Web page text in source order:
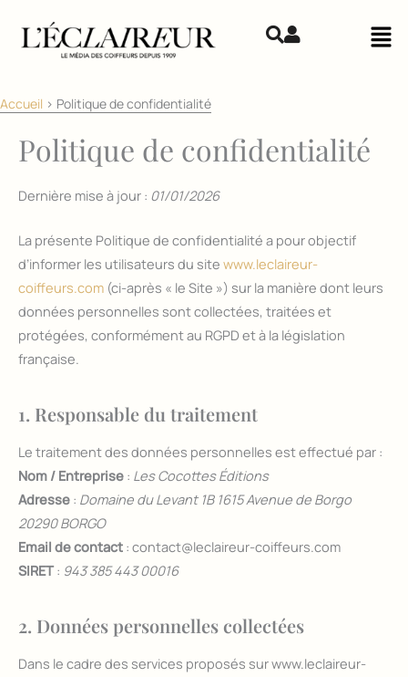
Accueil > Politique de confidentialité
Politique de confidentialité
Dernière mise à jour : 01/01/2026
La présente Politique de confidentialité a pour objectif
d’informer les utilisateurs du site www.leclaireur-
coiffeurs.com (ci-après « le Site ») sur la manière dont leurs
données personnelles sont collectées, traitées et
protégées, conformément au RGPD et à la législation
française.
1. Responsable du traitement
Le traitement des données personnelles est effectué par :
Nom / Entreprise : Les Cocottes Éditions
Adresse : Domaine du Levant 1B 1615 Avenue de Borgo
20290 BORGO
Email de contact : contact@leclaireur-coiffeurs.com
SIRET: 943 385 443 00016
2. Données personnelles collectées
Dans le cadre des services proposés sur www.leclaireur-